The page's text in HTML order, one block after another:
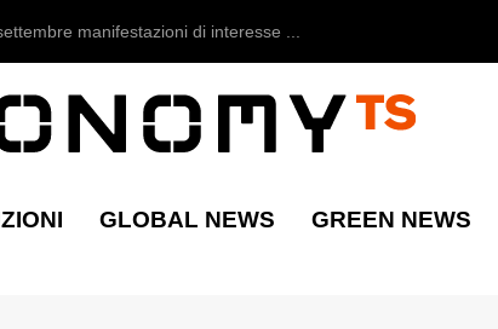
manifestazioni di interesse ...
GLOBAL NEWS GREEN NEWS